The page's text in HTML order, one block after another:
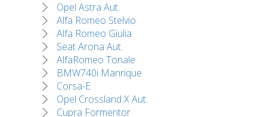
Opel Astra Aut.
Alfa Romeo Stelvio
Alfa Romeo Giulia
Seat Arona Aut.
AlfaRomeo Tonale
BMW740i Manrique
Corsa-E
Opel Crossland X Aut.
Cupra Formentor